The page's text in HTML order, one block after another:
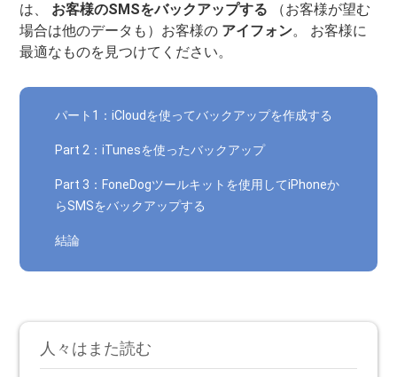
は、
お客様のSMSをバックアップする （お客様が望む
場合は他のデータも）お客様の アイフォン。 お客様に
最適なものを見つけてください。
パート1：iCloudを使ってバックアップを作成する
Part 2：iTunesを使ったバックアップ
Part 3：FoneDogツールキットを使用してiPhoneか
らSMSをバックアップする
結論
人々はまた読む